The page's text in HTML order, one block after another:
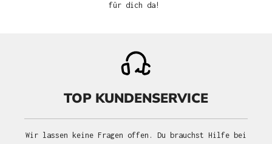
für dich da!
TOP KUNDENSERVICE
Wir lassen keine Fragen offen. Du brauchst Hilfe bei